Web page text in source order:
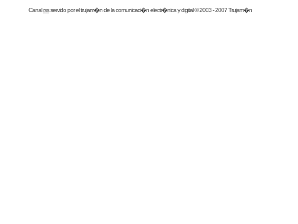
Canalrssservido por eltrujam�nde la comunicaci�n electr�nica y digital © 2003 - 2007 Trujam�n